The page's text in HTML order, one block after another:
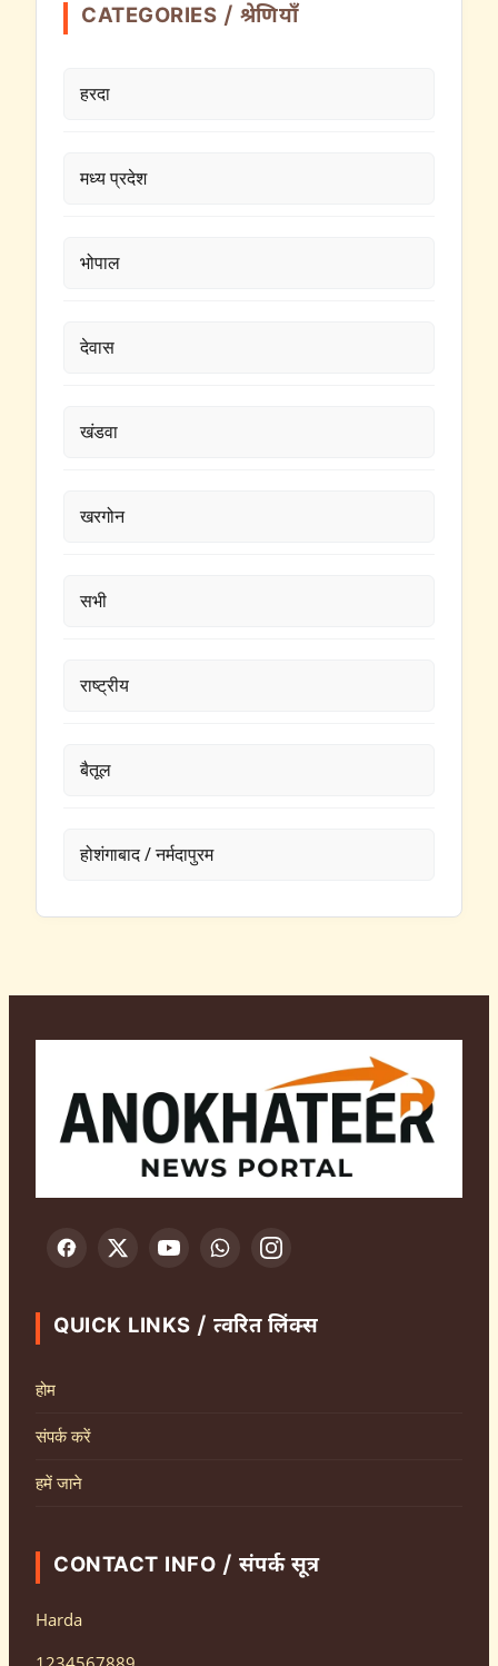
CATEGORIES / श्रेणियाँ
हरदा
मध्य प्रदेश
भोपाल
देवास
खंडवा
खरगोन
सभी
राष्ट्रीय
बैतूल
होशंगाबाद / नर्मदापुरम
QUICK LINKS / त्वरित लिंक्स
होम
संपर्क करें
हमें जाने
CONTACT INFO / संपर्क सूत्र
Harda